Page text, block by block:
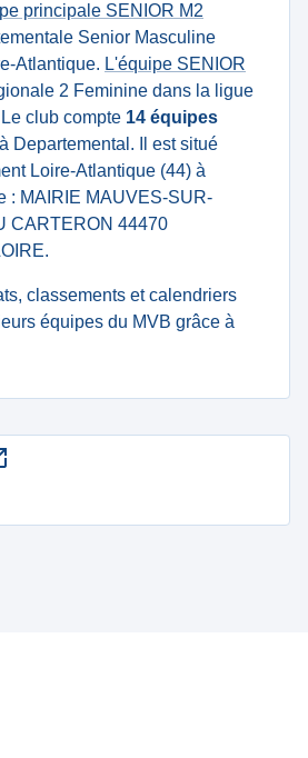
principale SENIOR M2
Senior Masculine
Atlantique. L'équipe SENIOR
2 Feminine dans la ligue
club compte 14 équipes
Departemental. Il est situé
Loire-Atlantique (44) à
: MAIRIE MAUVES-SUR-
CARTERON 44470
classements et calendriers
équipes du MVB grâce à